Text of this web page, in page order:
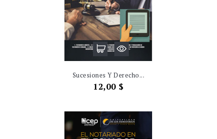
Sucesiones Y Derecho...
Precio
12,00 $